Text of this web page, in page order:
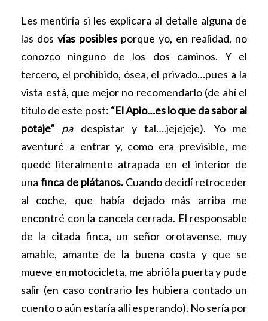
Les mentiría si les explicara al detalle alguna de
las dos vías posibles porque yo, en realidad, no
conozco ninguno de los dos caminos. Y el
tercero, el prohibido, ósea, el privado…pues a la
vista está, que mejor no recomendarlo (de ahí el
título de este post: “El Apio…es lo que da sabor al
potaje” padespistar y tal….jejejeje). Yo me
aventuré a entrar y, como era previsible, me
quedé literalmente atrapada en el interior de
una finca de plátanos. Cuando decidí retroceder
al coche, que había dejado más arriba me
encontré con la cancela cerrada. El responsable
de la citada finca, un señor orotavense, muy
amable, amante de la buena costa y que se
mueve en motocicleta, me abrió la puerta y pude
salir (en caso contrario les hubiera contado un
cuento o aún estaría allí esperando). No sería por